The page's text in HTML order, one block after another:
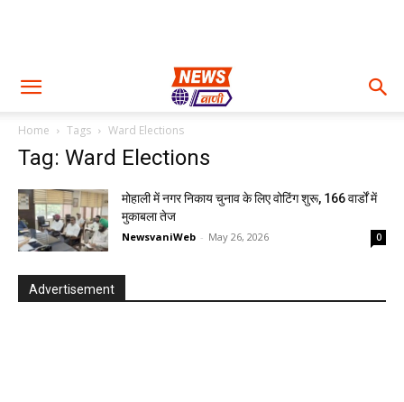
Home Tags Ward Elections
Tag: Ward Elections
मोहाली में नगर निकाय चुनाव के लिए वोटिंग शुरू, 166 वार्डों में
मुकाबला तेज
NewsvaniWeb - May 26, 2026 0
Advertisement